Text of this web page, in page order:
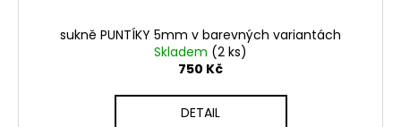
sukně PUNTÍKY 5mm v barevných variantách
Skladem (2 ks)
750 Kč
DETAIL